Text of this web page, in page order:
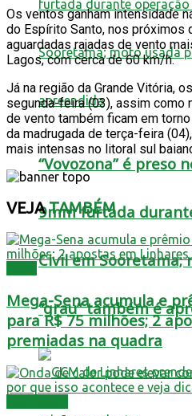
“Vovozona” é preso
9mm furtada
Civil em Sooretama;
“grau” também é
Os ventos ganham intensidade
do Espírito Santo, nos próximos
aguardadas rajadas de vento
Lagos, com cerca de 60 km/h.
Já na região da Grande Vitória,
segunda-feira (03), assim como
de vento também ficam em
da madrugada de terça-feira
mais intensas no litoral sul
VEJATAMBÉM
Mega-Sena acumula e
para R$ 75 milhões; 2
premiadas na quadra